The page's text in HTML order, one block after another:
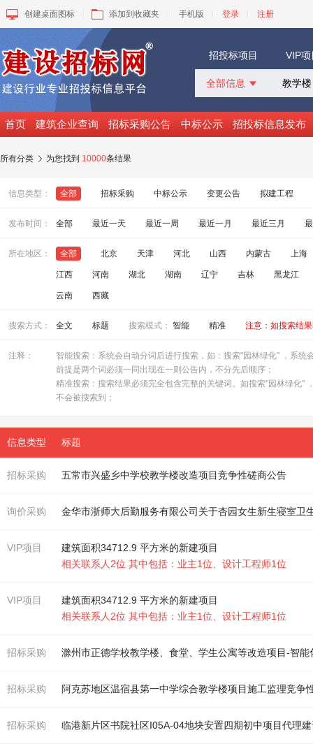
创建桌面图标 添加到收藏夹 手机版 登录 注册
招投标项目 VIP
全部信息 
招标采购
中标公示
询价采购
首页 建筑企业查询 招标采购公告 中标公示 招投标信息发布
所有分类  为您找到 10000条结果
信息类型： 全部 招标采购 中标公示 变更公告 拟建工程
发布时间： 全部 最近一天 最近一周 最近一月 最近三月
所在地区： 全部 北京 天津 河北 山西 内蒙古 上海
江西 河南 湖北 湖南 辽宁 吉林 黑龙江
云南 西藏
搜索方式： 全文 标题 搜索模式： 智能 精准 注意：如搜索结
注释：
智能搜索：系统会自动分词后进行搜索，如：搜索"园林绿化" ，系统
前提是两个词必须一同出现在一则公告内，不分先后顺序；
精准搜索：搜索结果必须完全包含完整的关键词。如搜索"园林绿化"
不会被搜索到；
信息类型 标题
招标采购 五常市兴盛乡中学校教学楼改造项目竞争性磋商公告
询价采购 金华市浙师大后勤服务有限公司关于杏园女生新生寝室卫
VIP项目
建筑面积34712.9 平方米的新建项目
相关联系人2位 其中包括：业主1位、设计工程师1位
VIP项目
建筑面积34712.9 平方米的新建项目
相关联系人2位 其中包括：业主1位、设计工程师1位
招标采购 滁州市正德学校教学楼、食堂、学生公寓等改造项目-智能
招标采购 阿克苏地区温宿县第一中学综合教学楼项目施工监理竞争
招标采购 临港新片区书院社区I05A-04地块安置四期初中项目代理